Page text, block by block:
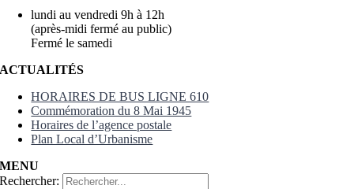
lundi au vendredi 9h à 12h
(après-midi fermé au public)
Fermé le samedi
ACTUALITÉS
HORAIRES DE BUS LIGNE 610
Commémoration du 8 Mai 1945
Horaires de l’agence postale
Plan Local d’Urbanisme
MENU
Rechercher: